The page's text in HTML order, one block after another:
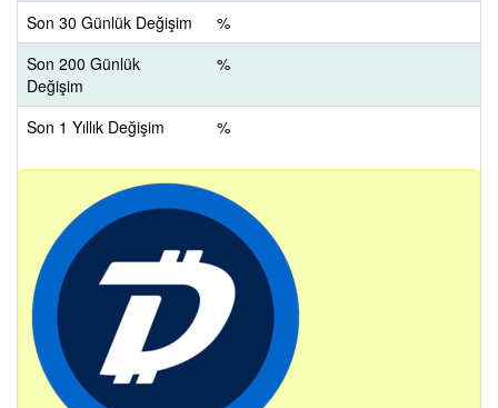
Son 30 Günlük Değişim
%
Son 200 Günlük
Değişim
%
Son 1 Yıllık Değişim %